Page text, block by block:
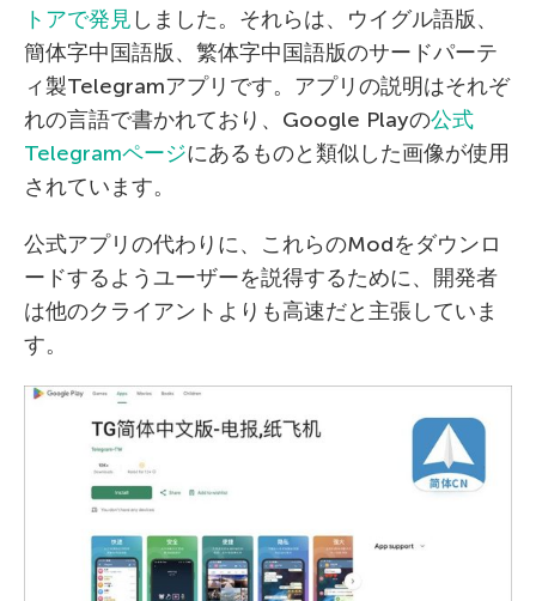
トアで発見 しました。それらは、ウイグル語版、
簡体字中国語版、繁体字中国語版のサードパーテ
ィ製Telegramアプリです。アプリの説明はそれぞ
れの言語で書かれており、Google Playの公式
Telegramページにあるものと類似した画像が使用
されています。
公式アプリの代わりに、これらのModをダウンロ
ードするようユーザーを説得するために、開発者
は他のクライアントよりも高速だと主張していま
す。